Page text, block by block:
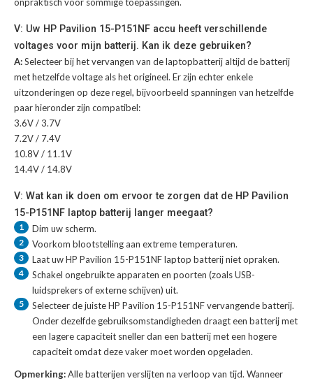
V: Uw HP Pavilion 15-P151NF accu heeft verschillende
voltages voor mijn batterij. Kan ik deze gebruiken?
A:Selecteer bij het vervangen van de laptopbatterij altijd de batterij
met hetzelfde voltage als het origineel. Er zijn echter enkele
uitzonderingen op deze regel, bijvoorbeeld spanningen van hetzelfde
paar hieronder zijn compatibel:
3.6V / 3.7V
7.2V / 7.4V
10.8V / 11.1V
14.4V / 14.8V
V: Wat kan ik doen om ervoor te zorgen dat de HP Pavilion
15-P151NF laptop batterij langer meegaat?
1 Dim uw scherm.
2 Voorkom blootstelling aan extreme temperaturen.
3 Laat uwHP Pavilion 15-P151NF laptop batterijniet opraken.
4
Schakel ongebruikte apparaten en poorten (zoals USB-
luidsprekers of externe schijven) uit.
5 Selecteer de juisteHP Pavilion 15-P151NF vervangende batterij.
Onder dezelfde gebruiksomstandigheden draagt een batterij met
een lagere capaciteit sneller dan een batterij met een hogere
capaciteit omdat deze vaker moet worden opgeladen.
Opmerking:Alle batterijen verslijten na verloop van tijd. Wanneer